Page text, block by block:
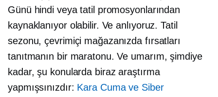
Günü hindi veya tatil promosyonlarından
kaynaklanıyor olabilir. Ve anlıyoruz. Tatil
sezonu, çevrimiçi mağazanızda fırsatları
tanıtmanın bir maratonu. Ve umarım, şimdiye
kadar, şu konularda biraz araştırma
yapmışsınızdır: Kara Cuma ve Siber